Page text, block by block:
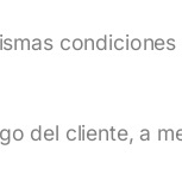
del cliente, a